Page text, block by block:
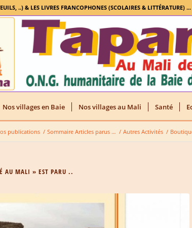
..) & LES LIVRES FRANCOPHONES (SCOLAIRES & LITTÉRATURE) ...
Nos villages en Baie Nos villages au Mali Santé
publications / Sommaire Articles parus … / Autres Activités /
AU MALI » EST PARU ..